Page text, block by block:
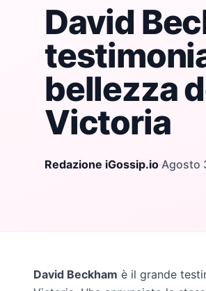
David
bellezza
Victoria
Redazione iGossip.io·Agosto
David Beckham è il grande